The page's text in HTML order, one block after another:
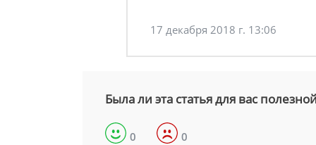
17 декабря 2018 г. 13:06
Была ли эта статья для вас
0 0